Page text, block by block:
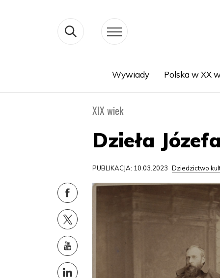
Wywiady Polska w XX
XIX wiek
Dzieła
PUBLIKACJA: 10.03.2023 Dziedzictwo